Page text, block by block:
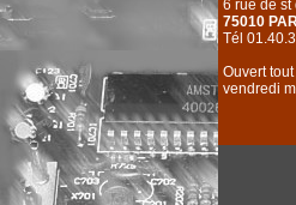
6 rue de st
75010
Tél
Ouvert
vendredi